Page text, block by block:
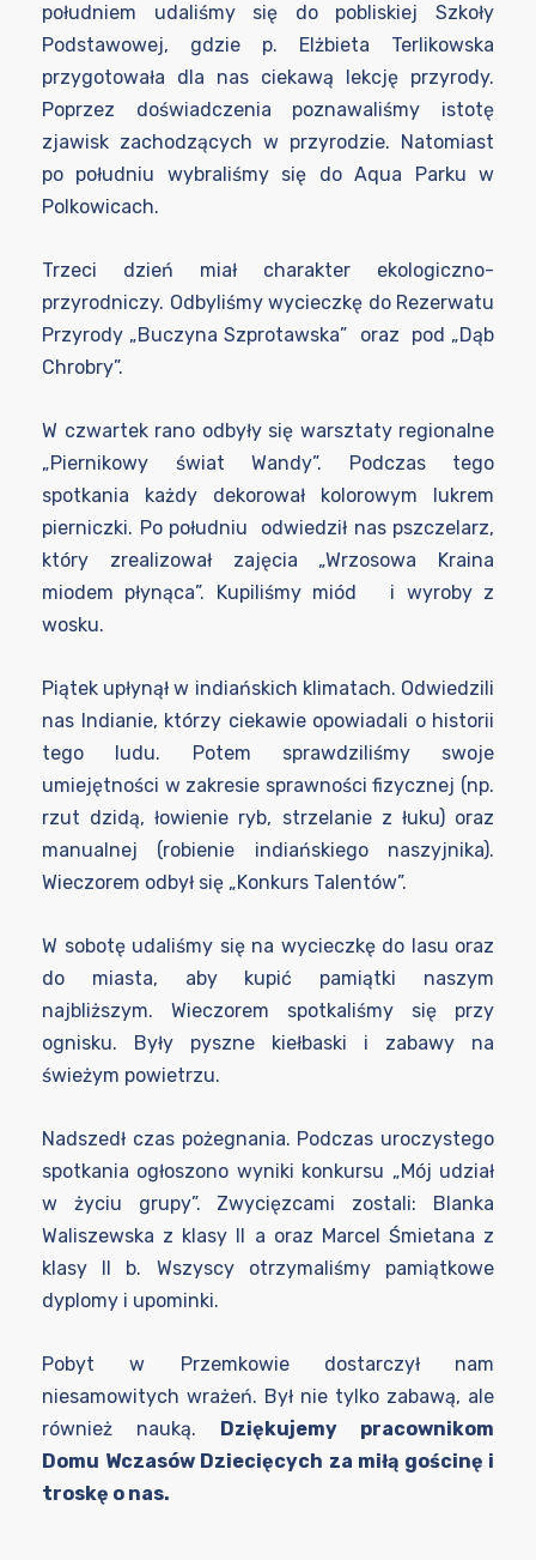
południem udaliśmy się do pobliskiej Szkoły
Podstawowej, gdzie p. Elżbieta Terlikowska
przygotowała dla nas ciekawą lekcję przyrody.
Poprzez doświadczenia poznawaliśmy istotę
zjawisk zachodzących w przyrodzie. Natomiast
po południu wybraliśmy się do Aqua Parku w
Polkowicach.
Trzeci dzień miał charakter ekologiczno-
przyrodniczy. Odbyliśmy wycieczkę do Rezerwatu
Przyrody „Buczyna Szprotawska” oraz pod „Dąb
Chrobry”.
W czwartek rano odbyły się warsztaty regionalne
„Piernikowy świat Wandy”. Podczas tego
spotkania każdy dekorował kolorowym lukrem
pierniczki. Po południu odwiedził nas pszczelarz,
który zrealizował zajęcia „Wrzosowa Kraina
miodem płynąca”. Kupiliśmy miód i wyroby z
wosku.
Piątek upłynął w indiańskich klimatach. Odwiedzili
nas Indianie, którzy ciekawie opowiadali o historii
tego ludu. Potem sprawdziliśmy swoje
umiejętności w zakresie sprawności fizycznej (np.
rzut dzidą, łowienie ryb, strzelanie z łuku) oraz
manualnej (robienie indiańskiego naszyjnika).
Wieczorem odbył się „Konkurs Talentów”.
W sobotę udaliśmy się na wycieczkę do lasu oraz
do miasta, aby kupić pamiątki naszym
najbliższym. Wieczorem spotkaliśmy się przy
ognisku. Były pyszne kiełbaski i zabawy na
świeżym powietrzu.
Nadszedł czas pożegnania. Podczas uroczystego
spotkania ogłoszono wyniki konkursu „Mój udział
w życiu grupy”. Zwycięzcami zostali: Blanka
Waliszewska z klasy II a oraz Marcel Śmietana z
klasy II b. Wszyscy otrzymaliśmy pamiątkowe
dyplomy i upominki.
Pobyt w Przemkowie dostarczył nam
niesamowitych wrażeń. Był nie tylko zabawą, ale
również nauką. Dziękujemy pracownikom
Domu Wczasów Dziecięcych za miłą gościnę i
troskę o nas.